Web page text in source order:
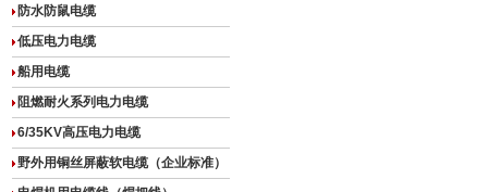
防水防鼠电缆
低压电力电缆
船用电缆
阻燃耐火系列电力电缆
6/35KV高压电力电缆
野外用铜丝屏蔽软电缆（企业标准）